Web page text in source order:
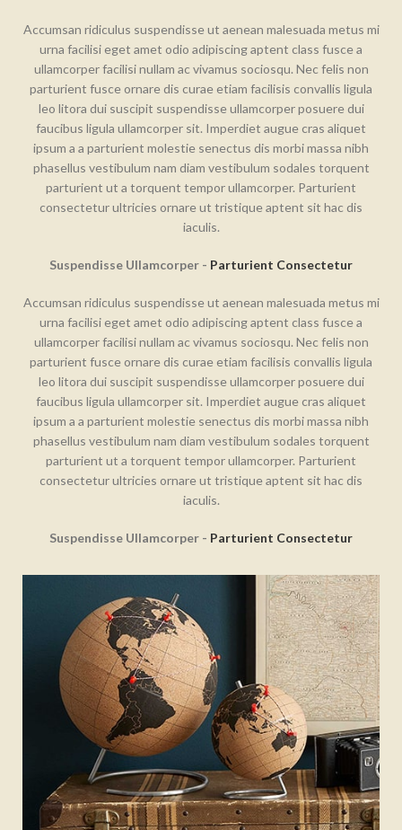
Accumsan ridiculus suspendisse ut aenean malesuada metus mi
urna facilisi eget amet odio adipiscing aptent class fusce a
ullamcorper facilisi nullam ac vivamus sociosqu. Nec felis non
parturient fusce ornare dis curae etiam facilisis convallis ligula
leo litora dui suscipit suspendisse ullamcorper posuere dui
faucibus ligula ullamcorper sit. Imperdiet augue cras aliquet
ipsum a a parturient molestie senectus dis morbi massa nibh
phasellus vestibulum nam diam vestibulum sodales torquent
parturient ut a torquent tempor ullamcorper. Parturient
consectetur ultricies ornare ut tristique aptent sit hac dis
iaculis.
Suspendisse Ullamcorper - Parturient Consectetur
Accumsan ridiculus suspendisse ut aenean malesuada metus mi
urna facilisi eget amet odio adipiscing aptent class fusce a
ullamcorper facilisi nullam ac vivamus sociosqu. Nec felis non
parturient fusce ornare dis curae etiam facilisis convallis ligula
leo litora dui suscipit suspendisse ullamcorper posuere dui
faucibus ligula ullamcorper sit. Imperdiet augue cras aliquet
ipsum a a parturient molestie senectus dis morbi massa nibh
phasellus vestibulum nam diam vestibulum sodales torquent
parturient ut a torquent tempor ullamcorper. Parturient
consectetur ultricies ornare ut tristique aptent sit hac dis
iaculis.
Suspendisse Ullamcorper - Parturient Consectetur